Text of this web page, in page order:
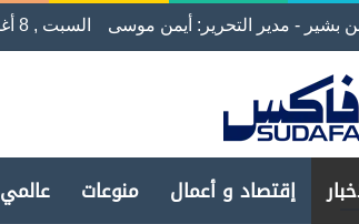
بشير - مدير التحرير: أيمن موسى السبت , 8 أغسطس 2026
إقتصاد و أعمال منوعات عالمي